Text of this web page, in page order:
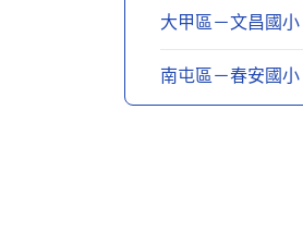
大甲區－文昌國小
南屯區－春安國小